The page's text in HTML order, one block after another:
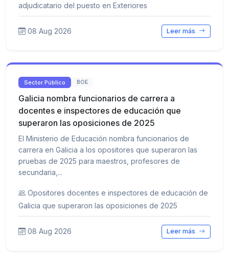
adjudicatario del puesto en Exteriores
08 Aug 2026 Leer más
Sector Público BOE
Galicia nombra funcionarios de carrera a
docentes e inspectores de educación que
superaron las oposiciones de 2025
El Ministerio de Educación nombra funcionarios de
carrera en Galicia a los opositores que superaron las
pruebas de 2025 para maestros, profesores de
secundaria,...
Opositores docentes e inspectores de educación de
Galicia que superaron las oposiciones de 2025
08 Aug 2026 Leer más